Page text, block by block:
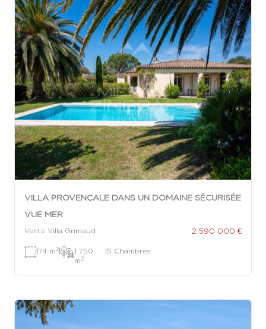
VILLA PROVENÇALE DANS UN DOMAINE SÉCURISÉE
VUE MER
Vente Villa Grimaud 2 590 000 €
174 m 2|
1 750
m 2
|5 Chambres